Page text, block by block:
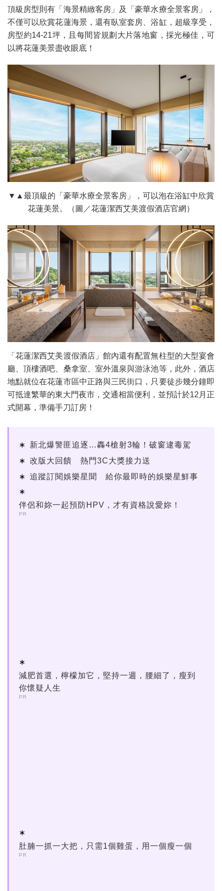
頂級房型則有「海景精緻客房」及「豪華水療全景客房」，
不僅可以欣賞花蓮海景，還有臥室套房、浴缸，超級享受，
房型約14-21坪，且每間皆規劃大片落地窗，採光極佳，可
以將花蓮美景盡收眼底！
▼▲最頂級的「豪華水療全景客房」，可以泡在浴缸中欣賞
花蓮美景。（圖／花蓮潔西艾美渡假酒店官網）
「花蓮潔西艾美渡假酒店」館內還有配置無柱型的大型宴會
廳、頂樓酒吧、桑拿室、室外溫泉與游泳池等，此外，酒店
地點就位在花蓮市區中正路與三民街口，只要徒步幾分鐘即
可抵達繁華的東大門夜市，交通相當便利，並預計於12月正
式開幕，準備手刀訂房！
新北爆警匪追逐…轟4槍射3輪！破窗逮毒駕
改版大回饋 熱門3C大獎接力送
追蹤訂閱娛樂星聞 給你最即時的娛樂星鮮事
伴侶和妳一起預防HPV，才有資格說愛妳！
PR
減肥首選，檸檬加它，堅持一週，腰細了，瘦到
你懷疑人生
PR
肚腩一抓一大把，只需1個雞蛋，用一個瘦一個
PR